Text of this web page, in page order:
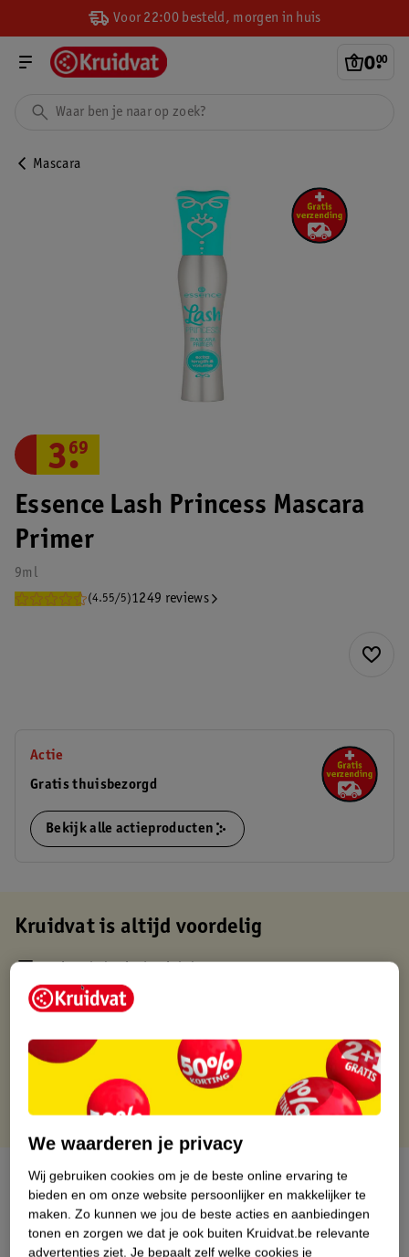
Voor 22:00 besteld, morgen in huis
0.
00
Mascara
Essence Lash Princess Mascara
Primer
9ml
(4.55/5)1249 reviews
3.
69
Actie
Gratis thuisbezorgd
Bekijk alle actieproducten
Kruidvat is altijd voordelig
Op werkdagen voor 22:00 uur besteld, volgende dag in huis
Gratis thuisbezorgd vanaf 50.00
Gratis punten met je Kruidvat kaart
Over dit product
Productinformatie
We waarderen je privacy
Wij gebruiken cookies om je de beste online ervaring te
bieden en om onze website persoonlijker en makkelijker te
maken. Zo kunnen we jou de beste acties en aanbiedingen
tonen en zorgen we dat je ook buiten Kruidvat.be relevante
advertenties ziet. Je bepaalt zelf welke cookies je